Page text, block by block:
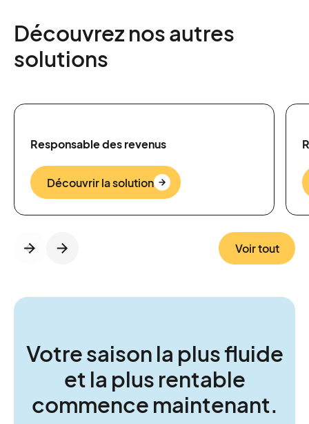
Découvrez nos autres
solutions
Responsable des revenus
Découvrir la solution
Voir tout
Votre saison la plus fluide
et la plus rentable
commence maintenant.